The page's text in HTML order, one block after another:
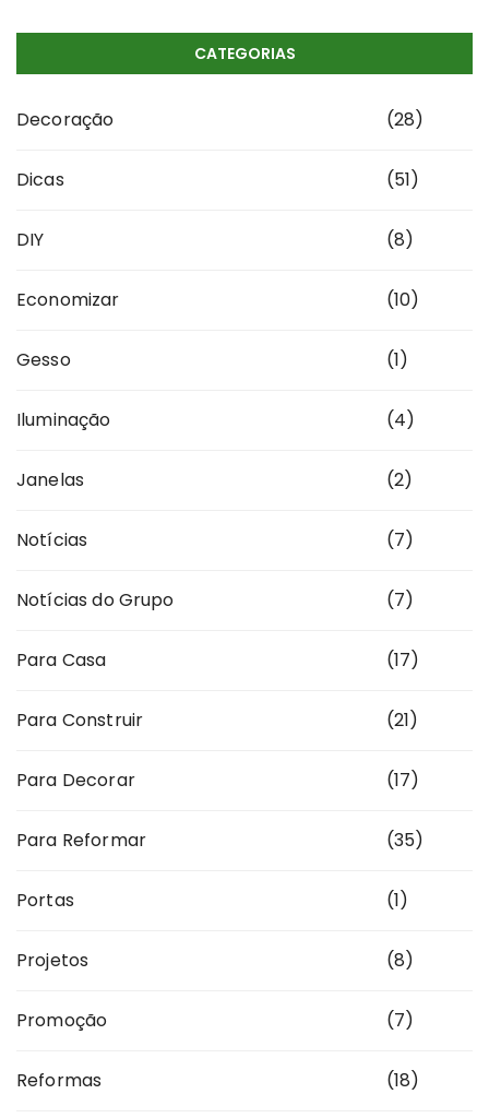
CATEGORIAS
Decoração (28)
Dicas (51)
DIY (8)
Economizar (10)
Gesso (1)
Iluminação (4)
Janelas (2)
Notícias (7)
Notícias do Grupo (7)
Para Casa (17)
Para Construir (21)
Para Decorar (17)
Para Reformar (35)
Portas (1)
Projetos (8)
Promoção (7)
Reformas (18)